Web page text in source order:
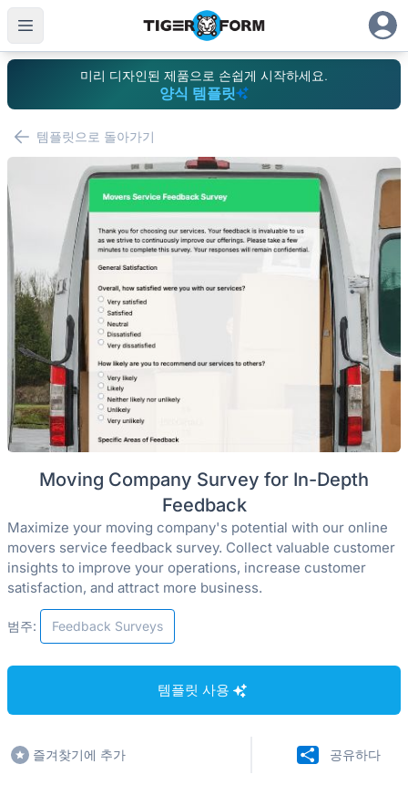
미리 디자인된 제품으로 손쉽게 시작하세요.
양식 템플릿
템플릿으로 돌아가기
Moving Company Survey for In-Depth
Feedback
Maximize your moving company's potential with our online
movers service feedback survey. Collect valuable customer
insights to improve your operations, increase customer
satisfaction, and attract more business.
범주: Feedback Surveys
템플릿 사용
즐겨찾기에 추가 공유하다